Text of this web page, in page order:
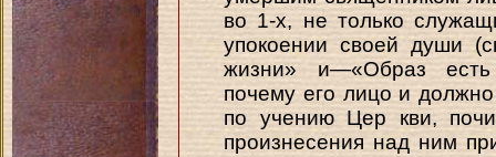
во 1-х, не только
упокоении своей души
жизни» и—«Образ
почему его лицо и
по учению Цер кви,
произнесения над ним